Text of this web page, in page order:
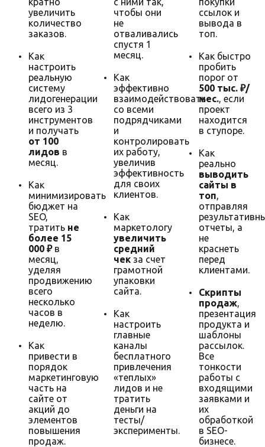
увеличить
количество
заказов.
Как
настроить
реальную
систему
лидогенерации
всего из 3
инструментов
и получать
от 100
лидов в
месяц.
Как
минимизировать
бюджет на
SEO,
тратить не
более 15
000 ₽в
месяц,
уделяя
продвижению
всего
несколько
часов в
неделю.
Как
привести в
порядок
маркетинговую
часть на
сайте от
акций до
элементов
повышения
продаж.
чтобы они
не
отваливались
спустя 1
месяц.
Как
эффективно
взаимодействовать
со всеми
подрядчиками
и
контролировать
их работу,
увеличив
эффективность
для своих
клиентов.
Как
маркетологу
увеличить
средний
чек за счет
грамотной
упаковки
сайта.
Как
настроить
главные
каналы
бесплатного
привлечения
«теплых»
лидов и не
тратить
деньги на
тесты/
эксперименты.
ссылок и
вывода в
топ.
Как быстро
пробить
порог от
500 тыс. ₽/
мес., если
проект
находится
в ступоре.
Как
реально
выводить
сайты в
топ,
отправляя
отчеты, а
не
краснеть
перед
клиентами.
Скрипты
продаж,
презентация
продукта и
шаблоны
рассылок.
Все
тонкости
работы с
входящими
заявками и
их
обработкой
в SEO-
бизнесе.